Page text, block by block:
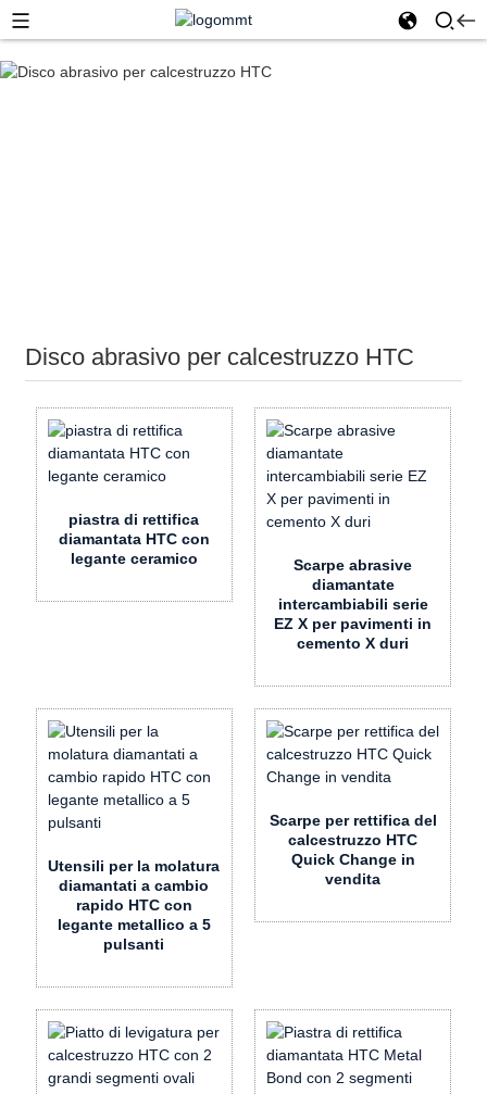
Disco abrasivo per calcestruzzo HTC
piastra di rettifica
diamantata HTC con
legante ceramico
Scarpe abrasive
diamantate
intercambiabili serie
EZ X per pavimenti in
cemento X duri
Utensili per la molatura
diamantati a cambio
rapido HTC con
legante metallico a 5
pulsanti
Scarpe per rettifica del
calcestruzzo HTC
Quick Change in
vendita